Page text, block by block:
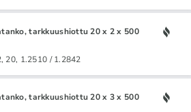
tarkkuushiottu 20 x 2 x 500
20, 1.2510 / 1.2842
tarkkuushiottu 20 x 3 x 500